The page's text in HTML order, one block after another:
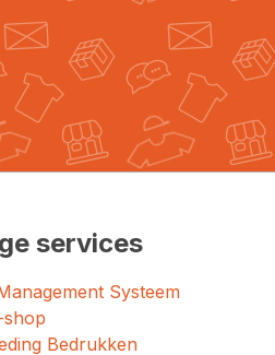
services
Systeem
Bedrukken